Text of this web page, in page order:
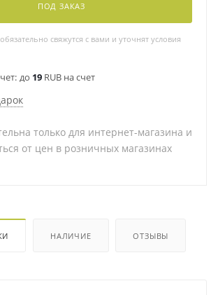
ПОД ЗАКАЗ
свяжутся с вами и уточнят условия
до 19 RUB на счет
только для интернет-магазина и
от цен в розничных магазинах
НАЛИЧИЕ ОТЗЫВЫ